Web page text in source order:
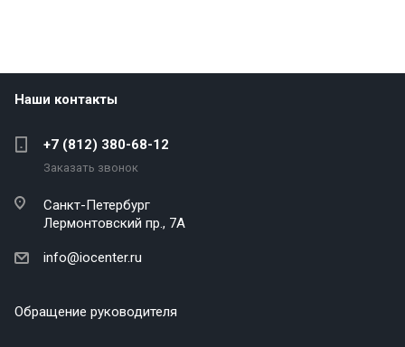
Наши контакты
+7 (812) 380-68-12
Заказать звонок
Санкт-Петербург
Лермонтовский пр., 7А
info@iocenter.ru
Обращение руководителя